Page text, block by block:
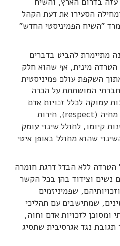
הסעירו את דעת הקהל
"השיח הפמיניסטי החדש"
מתיימרת להביט בדברים
הטרדה מינית, אף שהוא חלק
השקפת עולם פמיניסטית
המושתתת על הכרה
עמוקה לכלל זכויות אדם
וחוה וערכי היסוד (האוניברסליים, הליבראליים) שמהם הן נגזרות: כבוד סגולי (dignity) וכבוד מחיה (respect), חירות
קיומו, לחולל שינוי עומק
שהוא מחולל באופן איטי
הטרדה ללא הבדל דרגת חומרה
נשים וצידוד בהן בכל הקשר
שפמיניזמים
שמתישבים עם תהליכי
לזכויות אדם וחוה,
תגובת נגד אגרסיבית שתסיג